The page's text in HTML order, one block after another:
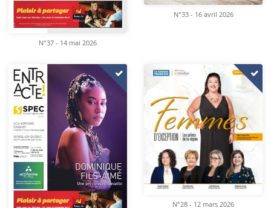
N°37 - 14 mai 2026
N°33 - 16 avril 2026
N°28 - 12 mars 2026